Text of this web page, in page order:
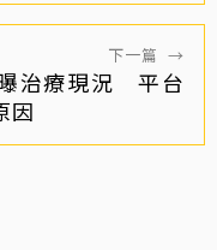
下一篇 →
治療現況 平台
因